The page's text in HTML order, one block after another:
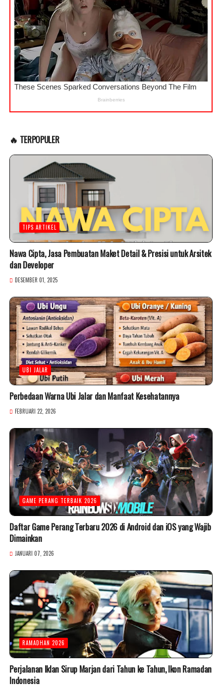
🔥 TERPOPULER
TIPS ARTIKEL
Nawa Cipta, Jasa Pembuatan Maket Detail & Presisi untuk Arsitek
dan Developer
DESEMBER 01, 2025
UBI JALAR
Perbedaan Warna Ubi Jalar dan Manfaat Kesehatannya
FEBRUARI 22, 2026
GAME PERANG TERBAIK 2026
Daftar Game Perang Terbaru 2026 di Android dan iOS yang Wajib
Dimainkan
JANUARI 07, 2026
RAMADHAN 2026
Perjalanan Iklan Sirup Marjan dari Tahun ke Tahun, Ikon Ramadan
Indonesia